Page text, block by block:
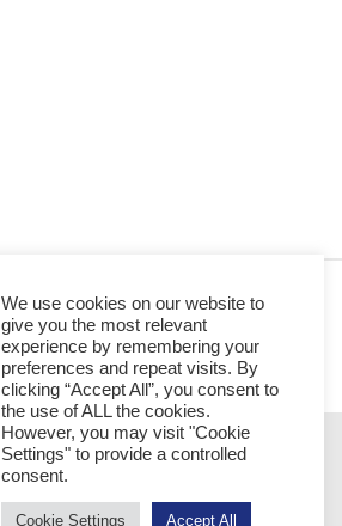
We use cookies on our website to
give you the most relevant
experience by remembering your
preferences and repeat visits. By
clicking “Accept All”, you consent to
the use of ALL the cookies.
However, you may visit "Cookie
Settings" to provide a controlled
consent.
Cookie Settings Accept All